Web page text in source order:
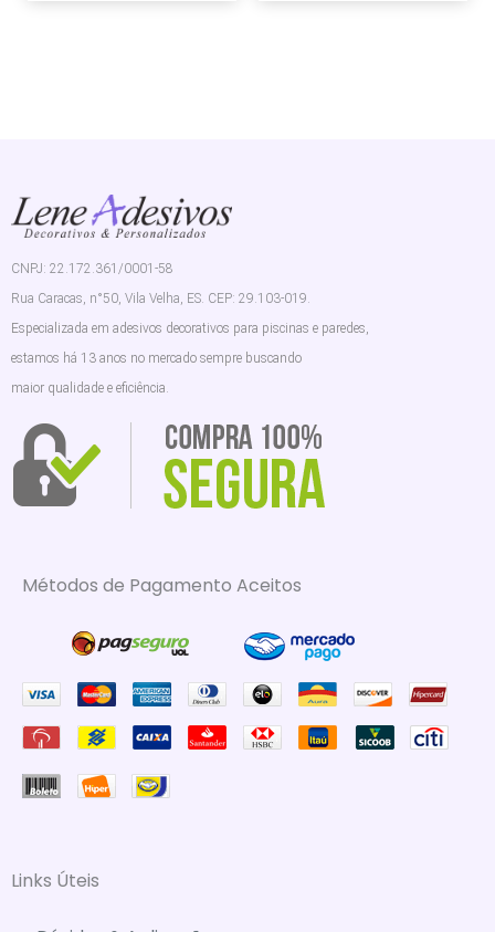
CNPJ: 22.172.361/0001-58
Rua Caracas, n°50, Vila Velha, ES. CEP: 29.103-019.
Especializada em adesivos decorativos para piscinas e paredes,
estamos há 13 anos no mercado sempre buscando
maior qualidade e eficiência.
Métodos de Pagamento Aceitos
Links Úteis